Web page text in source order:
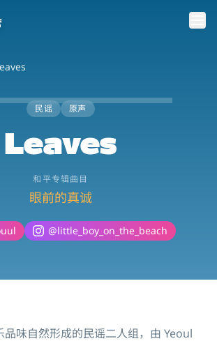
民谣 原声
Leaves
和平专辑曲目
眼前的真诚
@little_boy_on_the_beach
味自然形成的民谣二人组，由 Yeoul